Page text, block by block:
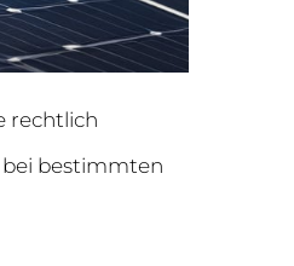
rechtlich
bei bestimmten